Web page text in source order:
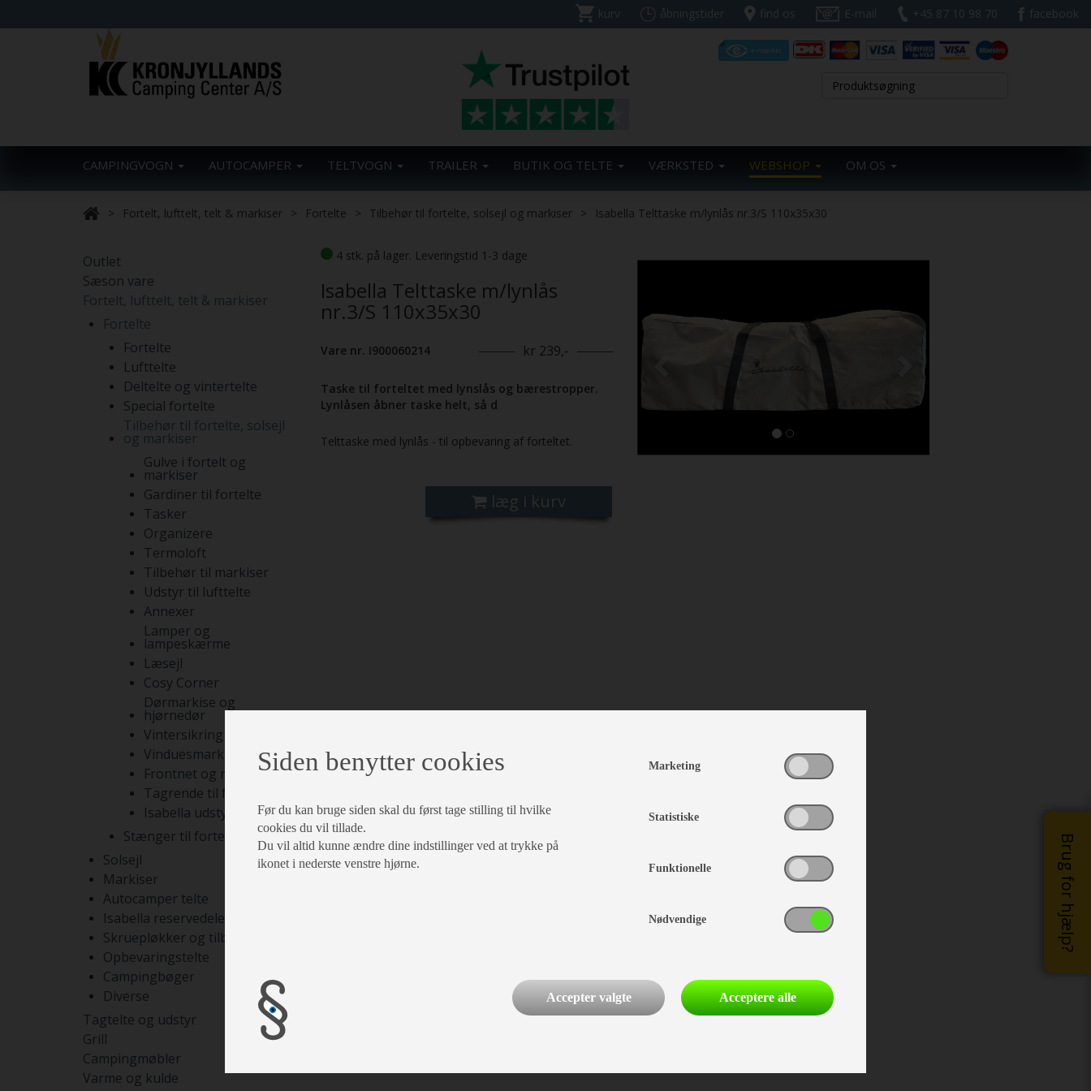
kurv åbningstider find os E-mail +45 87 10 98 70 facebook
CAMPINGVOGN AUTOCAMPER TELTVOGN TRAILER BUTIK OG TELTE VÆRKSTED WEBSHOP OM OS
Brug for hjælp?
Fortelt, lufttelt, telt & markiser Fortelte Tilbehør til fortelte, solsejl og markiser Isabella Telttaske m/lynlås nr.3/S 110x35x30
Outlet
Sæson vare
Fortelt, lufttelt, telt & markiser
Fortelte
Fortelte
Lufttelte
Deltelte og vintertelte
Special fortelte
Tilbehør til fortelte, solsejl
og markiser
Gulve i fortelt og
markiser
Gardiner til fortelte
Tasker
Organizere
Termoloft
Tilbehør til markiser
Udstyr til lufttelte
Annexer
Lamper og
lampeskærme
Læsejl
Cosy Corner
Dørmarkise og
hjørnedør
Vintersikring
Vinduesmarkiser
Frontnet og rumdelere
Tagrende til fortelte
Isabella udstyr
Stænger til fortelte
Solsejl
Markiser
Autocamper telte
Isabella reservedele
Skruepløkker og tilbehør
Opbevaringstelte
Campingbøger
Diverse
Tagtelte og udstyr
Grill
Campingmøbler
Varme og kulde
4 stk. på lager. Leveringstid 1-3 dage
Isabella Telttaske m/lynlås
nr.3/S 110x35x30
Vare nr. I900060214 kr 239,-
Taske til forteltet med lynslås og bærestropper.
Lynlåsen åbner taske helt, så d
Telttaske med lynlås - til opbevaring af forteltet.
læg i kurv
Previous Next
Siden benytter cookies
Før du kan bruge siden skal du først tage stilling til hvilke
cookies du vil tillade.
Du vil altid kunne ændre dine indstillinger ved at trykke på
ikonet i nederste venstre hjørne.
Marketing
Statistiske
Funktionelle
Nødvendige
Accepter valgte Acceptere alle